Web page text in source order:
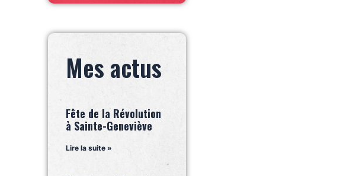
Mes actus
Fête de la Révolution
à Sainte-Geneviève
Lire la suite »